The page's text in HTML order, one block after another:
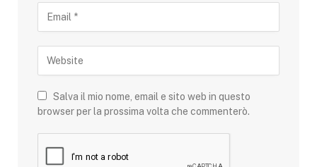
Salva il mio nome, email e sito web in questo
browser per la prossima volta che commenterò.